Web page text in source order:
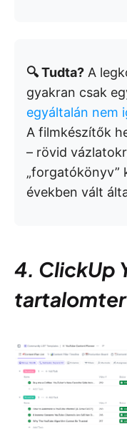
🔍 Tudta? A
gyakran csak
egyáltalán nem
A filmkészítők
– rövid
„forgatókönyv”
években vált
4. ClickUp